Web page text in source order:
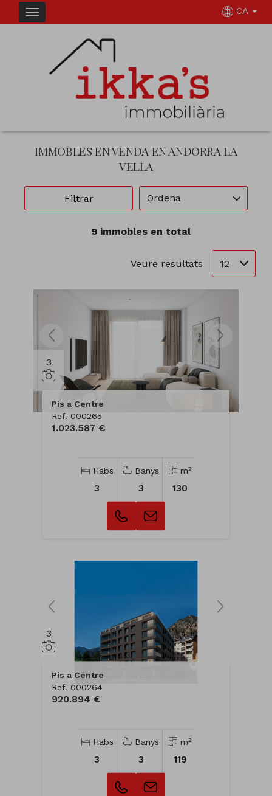
CA
IMMOBLES EN VENDA EN ANDORRA LA
VELLA
Filtrar Ordena
9 immobles en total
Veure resultats 12
3
Pis a Centre
Ref. 000265
1.023.587 €
Habs
3
Banys
3
m2
130
3
Pis a Centre
Ref. 000264
920.894 €
Habs
3
Banys
3
m2
119